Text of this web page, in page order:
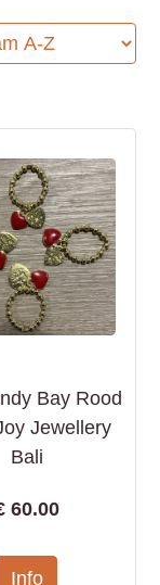
Bay Rood
Jewellery
Bali
60.00